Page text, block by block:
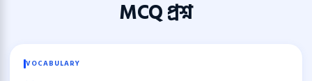
MCQপ্রশ্ন
VOCABULARY